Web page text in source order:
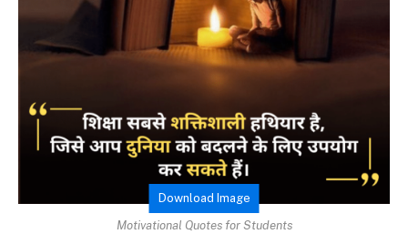
Download Image
Motivational Quotes for Students